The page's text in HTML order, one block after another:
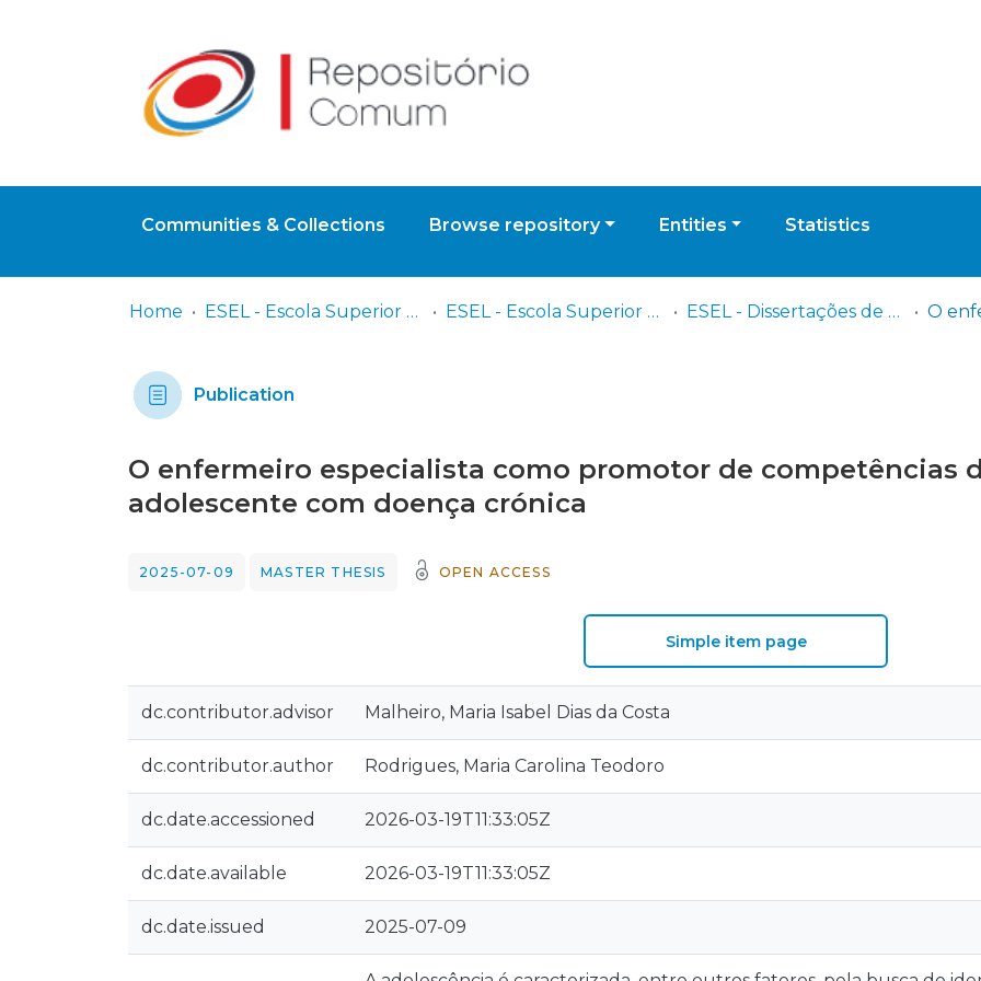
Communities & Collections Browse repository Entities Statistics
Home ESEL - Escola Superior de Enfermagem de Lisboa ESEL - Escola Superior de Enfermagem de Lisboa ESEL - Dissertações de Mestrado
Publication
O enfermeiro especialista como promotor de competências
adolescente com doença crónica
2025-07-09 MASTER THESIS OPEN ACCESS
Simple item page
dc.contributor.advisor Malheiro, Maria Isabel Dias da Costa
dc.contributor.author Rodrigues, Maria Carolina Teodoro
dc.date.accessioned 2026-03-19T11:33:05Z
dc.date.available 2026-03-19T11:33:05Z
dc.date.issued 2025-07-09